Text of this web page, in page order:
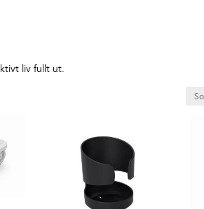
liv fullt ut.